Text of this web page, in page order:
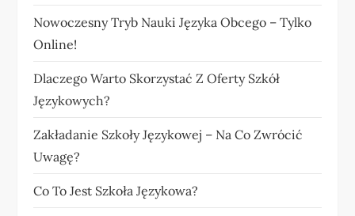
Nowoczesny Tryb Nauki Języka Obcego – Tylko
Online!
Dlaczego Warto Skorzystać Z Oferty Szkół
Językowych?
Zakładanie Szkoły Językowej – Na Co Zwrócić
Uwagę?
Co To Jest Szkoła Językowa?